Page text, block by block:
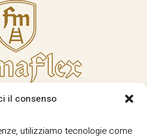
il consenso
utilizziamo tecnologie come